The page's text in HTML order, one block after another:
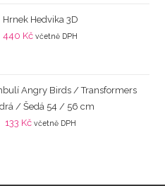
Hrnek Hedvika 3D
440 Kč včetně DPH
Angry Birds / Transformers
/ Šedá 54 / 56 cm
133 Kč včetně DPH